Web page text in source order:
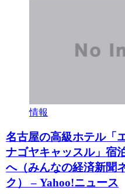
情報
名古屋の高級ホテル「
ナゴヤキャッスル」宿
へ（みんなの経済新聞
ク） – Yahoo!ニュース